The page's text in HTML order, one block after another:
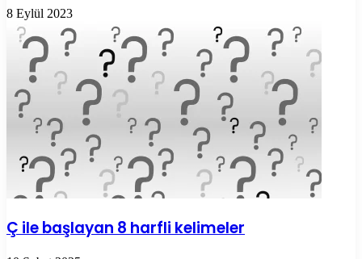
8 Eylül 2023
Ç ile başlayan 8 harfli kelimeler